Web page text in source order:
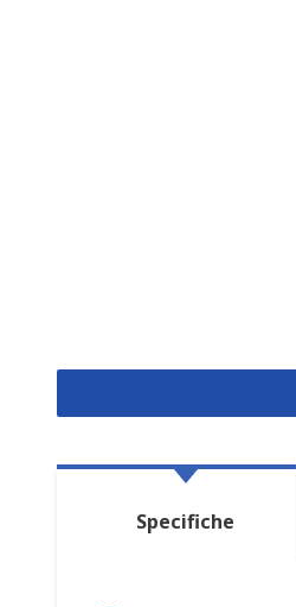
Specifiche